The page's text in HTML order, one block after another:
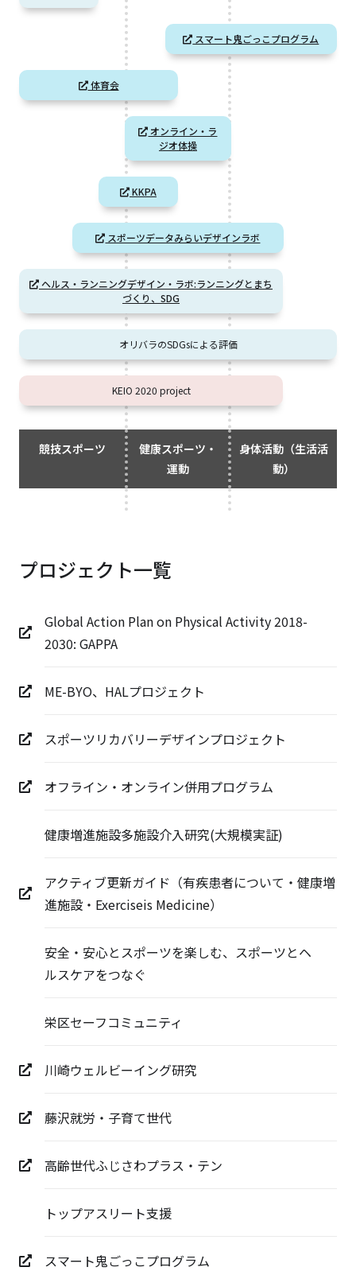
スマート鬼ごっこプログラム
体育会
オンライン・ラ
ジオ体操
KKPA
スポーツデータみらいデザインラボ
ヘルス・ランニングデザイン・ラボ:ランニングとまち
づくり、SDG
オリバラのSDGsによる評価
KEIO 2020 project
競技スポーツ
健康スポーツ・
運動
身体活動（生活活
動）
プロジェクト一覧
Global Action Plan on Physical Activity 2018-
2030: GAPPA
ME-BYO、HALプロジェクト
スポーツリカバリーデザインプロジェクト
オフライン・オンライン併用プログラム
健康増進施設多施設介入研究(大規模実証)
アクティブ更新ガイド（有疾患者について・健康増
進施設・Exerciseis Medicine）
安全・安心とスポーツを楽しむ、スポーツとヘ
ルスケアをつなぐ
栄区セーフコミュニティ
川崎ウェルビーイング研究
藤沢就労・子育て世代
高齢世代ふじさわプラス・テン
トップアスリート支援
スマート鬼ごっこプログラム